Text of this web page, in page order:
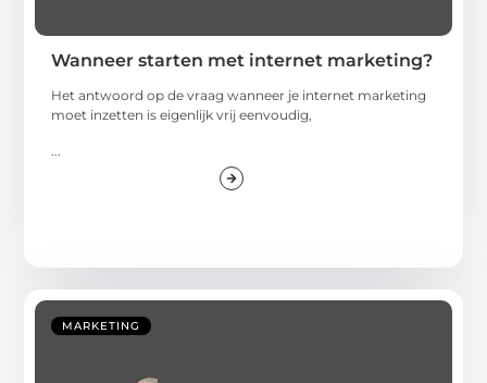
Wanneer starten met internet marketing?
Het antwoord op de vraag wanneer je internet marketing
moet inzetten is eigenlijk vrij eenvoudig,
MARKETING